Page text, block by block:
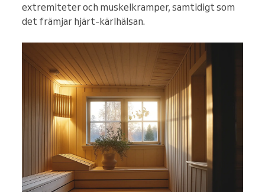
extremiteter och muskelkramper, samtidigt som
det främjar hjärt-kärlhälsan.